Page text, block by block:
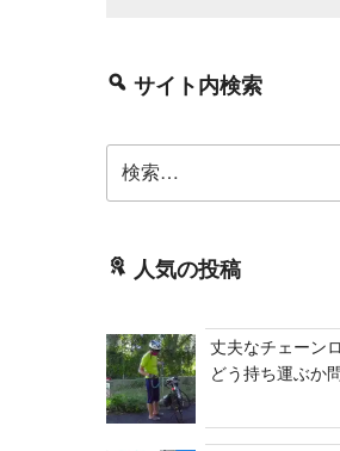
サイト内検索
索:
人気の投稿
丈夫なチェーン
どう持ち運ぶか